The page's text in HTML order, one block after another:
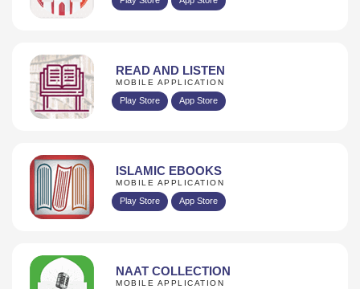
READ AND LISTEN
MOBILE APPLICATION
Play Store App Store
ISLAMIC EBOOKS
MOBILE APPLICATION
Play Store App Store
NAAT COLLECTION
MOBILE APPLICATION